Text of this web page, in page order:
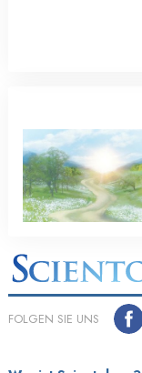
FOLGEN SIE UNS